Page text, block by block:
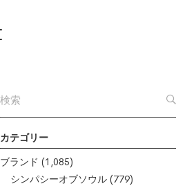
カテゴリー
ブランド (1,085)
シンパシーオブソウル (779)